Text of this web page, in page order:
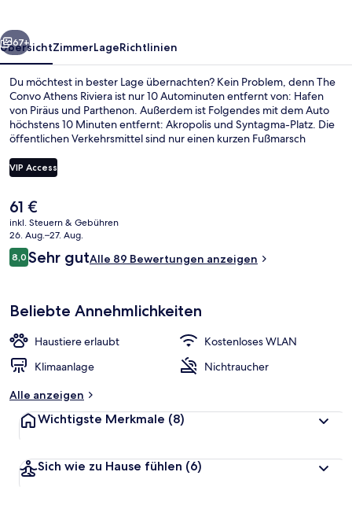
Weiter
67+
ÜbersichtZimmerLageRichtlinien
Du möchtest in bester Lage übernachten? Kein Problem, denn The
Convo Athens Riviera ist nur 10 Autominuten entfernt von: Hafen
von Piräus und Parthenon. Außerdem ist Folgendes mit dem Auto
höchstens 10 Minuten entfernt: Akropolis und Syntagma-Platz. Die
öffentlichen Verkehrsmittel sind nur einen kurzen Fußmarsch
Schritte und zur Straßenbahnhaltestelle Tzitzifies 6 Minuten.
VIP Access
Der
aktuelle
Preis
beträgt
61 €.
61 €
inkl. Steuern & Gebühren
26. Aug.–27. Aug.
Bewertungen
8,08,0 von 10.
Sehr gutAlle 89 Bewertungen anzeigen
Beliebte Annehmlichkeiten
Haustiere erlaubt
Kostenloses WLAN
Klimaanlage
Nichtraucher
Alle anzeigen
Wichtigste Merkmale (8)
Sich wie zu Hause fühlen (6)